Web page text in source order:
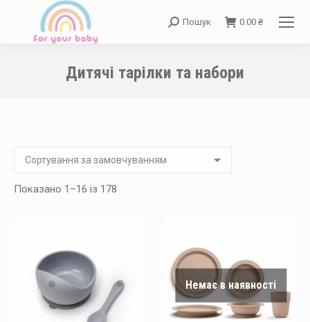
Search:
Пошук 0.00 ₴
Дитячі тарілки та набори
Показано 1–16 із 178
Немає в наявності